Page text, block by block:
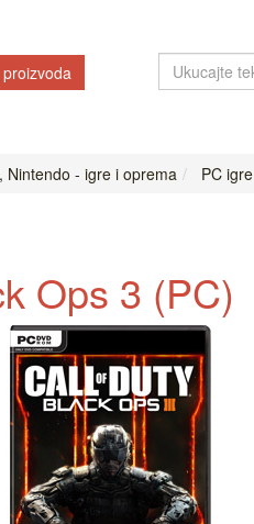
Nintendo - igre i oprema PC igre
Ops 3 (PC)